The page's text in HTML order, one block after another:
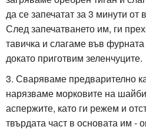
да се запечатат за 3 минути от
След запечатването им, ги
тавичка и слагаме във
докато приготвим зеленчуците.
3. Сваряваме предварително
нарязваме морковите на
аспержите, като ги режем и
твърдата част в основата им -